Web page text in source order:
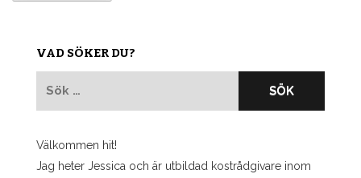
VAD SÖKER DU?
Välkommen hit!
Jag heter Jessica och är utbildad kostrådgivare inom